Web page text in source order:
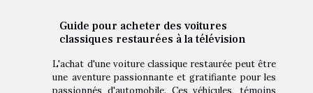
Guide pour acheter des voitures
classiques restaurées à la télévision
L'achat d'une voiture classique restaurée peut être
une aventure passionnante et gratifiante pour les
passionnés d'automobile. Ces véhicules, témoins